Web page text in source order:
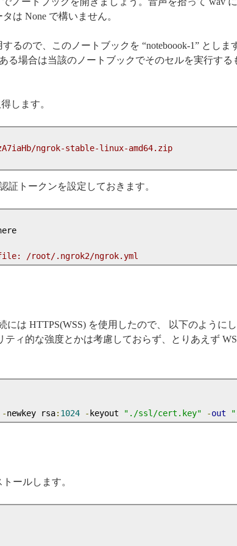
は None で構いません。
るので、このノートブックを “noteboook-1” としま
る場合は当該のノートブックでそのセルを実行する
します。
ngrok-stable-linux-amd64.zip
証トークンを設定しておきます。
/root/.ngrok2/ngrok.yml
には HTTPS(WSS) を使用したので、 以下のように
ィ的な強度とかは考慮しておらず、とりあえず
-newkey rsa: 1024 - keyout "./ssl/cert.key" -out
ールします。